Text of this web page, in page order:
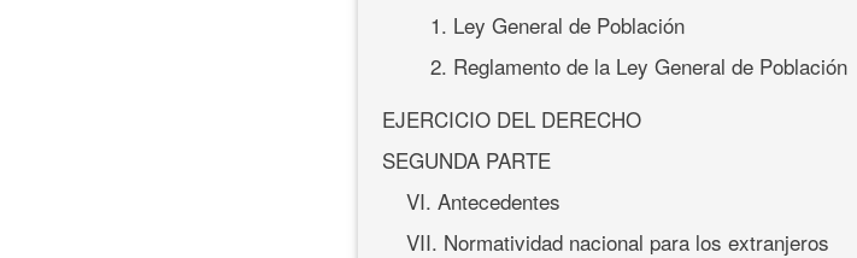
1. Ley General de Población
2. Reglamento de la Ley General de Población
EJERCICIO DEL DERECHO
SEGUNDA PARTE
VI. Antecedentes
VII. Normatividad nacional para los extranjeros